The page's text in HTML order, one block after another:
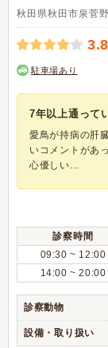
秋田県秋田市泉菅
駐車場あり
7年以上通って
愛鳥が持病の肝
いコメントがあ
心優しい...
診察時間
09:30 ~ 12:00
14:00 ~ 20:00
診察動物
設備・取り扱い